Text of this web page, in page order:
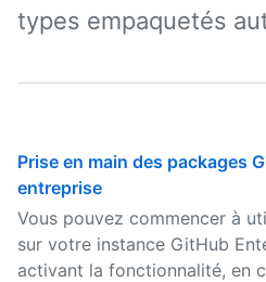
types empaquetés
Prise en main des packages
entreprise
Vous pouvez commencer à
sur votre instance GitHub
activant la fonctionnalité, en